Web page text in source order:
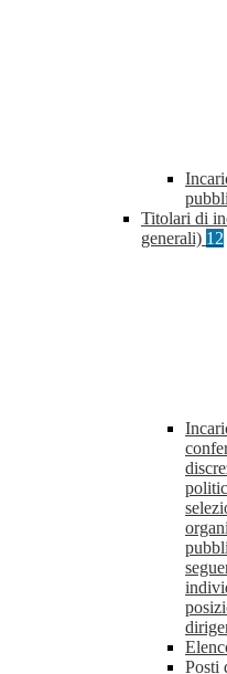
Titolari di
generali) 12
Posti